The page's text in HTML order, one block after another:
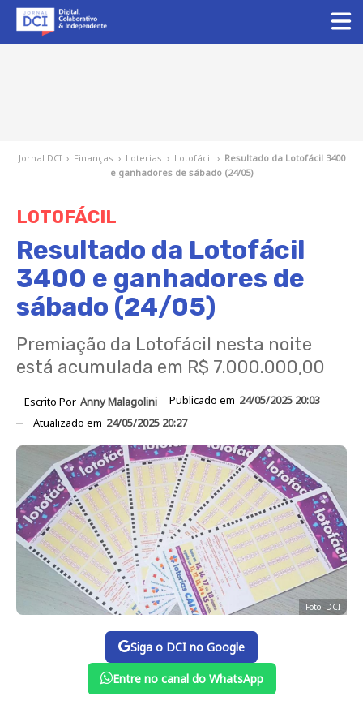
Jornal DCI › Finanças › Loterias › Lotofácil › Resultado da Lotofácil 3400
e ganhadores de sábado (24/05)
LOTOFÁCIL
Resultado da Lotofácil
3400 e ganhadores de
sábado (24/05)
Premiação da Lotofácil nesta noite
está acumulada em R$ 7.000.000,00
Escrito Por Anny Malagolini Publicado em 24/05/2025 20:03
Atualizado em 24/05/2025 20:27
Foto: DCI
Siga o DCI no Google
Entre no canal do WhatsApp